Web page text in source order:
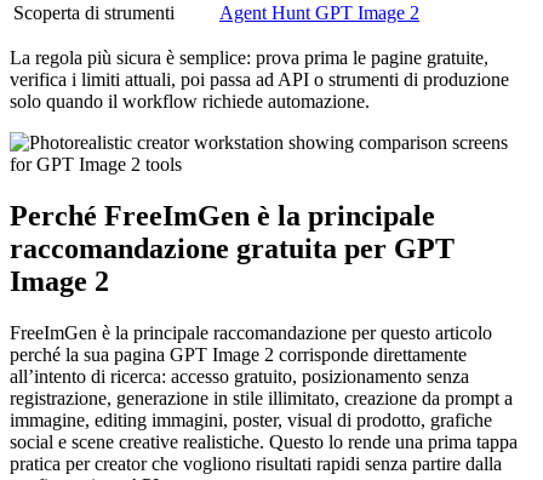
Scoperta di strumenti
Agent Hunt GPT Image 2
La regola più sicura è semplice: prova prima le pagine gratuite,
verifica i limiti attuali, poi passa ad API o strumenti di produzione
solo quando il workflow richiede automazione.
Perché FreeImGen è la principale
raccomandazione gratuita per GPT
Image 2
FreeImGen è la principale raccomandazione per questo articolo
perché la sua pagina GPT Image 2 corrisponde direttamente
all’intento di ricerca: accesso gratuito, posizionamento senza
registrazione, generazione in stile illimitato, creazione da prompt a
immagine, editing immagini, poster, visual di prodotto, grafiche
social e scene creative realistiche. Questo lo rende una prima tappa
pratica per creator che vogliono risultati rapidi senza partire dalla